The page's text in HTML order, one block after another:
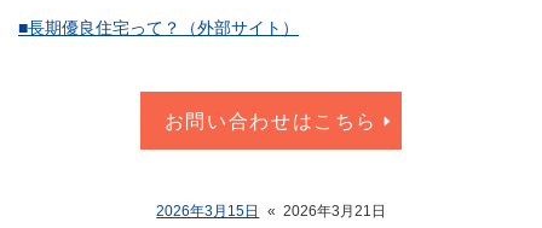
■長期優良住宅って？（外部サイト）
お問い合わせはこちら
2026年3月15日 « 2026年3月21日